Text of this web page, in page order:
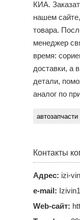
КИА.
нашем
товара.
менеджер
время:
доставки, а
детали,
аналог по
автозапчасти
Контакты
Адрес: izi-
e-mail:
Web-сайт: